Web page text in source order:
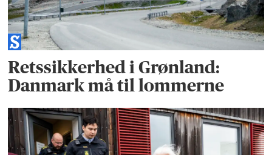
Retssikkerhed i Grønland:
Danmark må til lommerne